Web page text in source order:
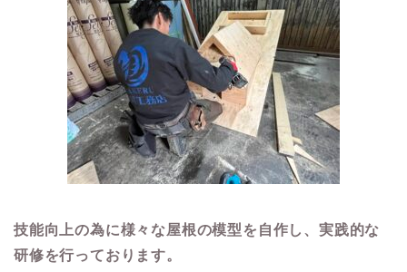
技能向上の為に様々な屋根の模型を自作し、実践的な
研修を行っております。